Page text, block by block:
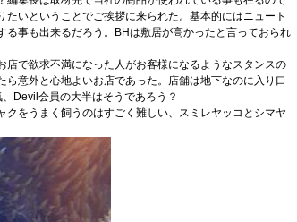
いということでご挨拶に来られた。基本的にはニュート
る事も出来るだろう。BHは敷居が高かったと言っておられ
店で欲求不満になった人がお客様になるようなスタンスの
ら意外と心地よいお店であった。店舗は地下なのに入り口
Devil会員の大半はそうであろう？
クをうまく飼うのはすごく難しい、スミレヤッコとシマヤ